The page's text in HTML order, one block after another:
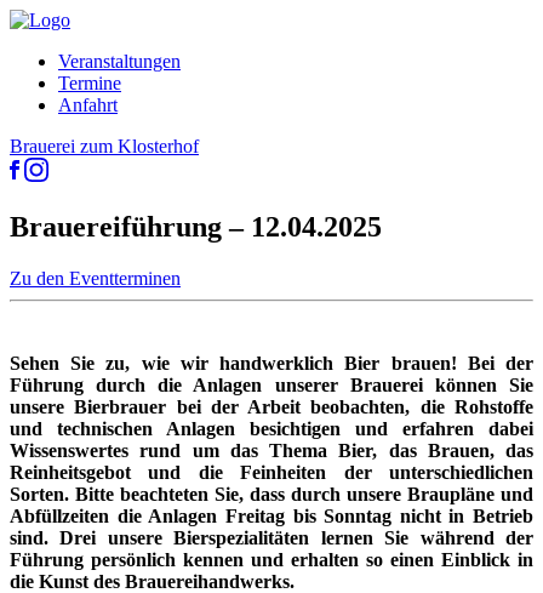
Veranstaltungen
Termine
Anfahrt
Brauerei zum Klosterhof
Brauereiführung – 12.04.2025
Zu den Eventterminen
Sehen Sie zu, wie wir handwerklich Bier brauen! Bei der
Führung durch die Anlagen unserer Brauerei können Sie
unsere Bierbrauer bei der Arbeit beobachten, die Rohstoffe
und technischen Anlagen besichtigen und erfahren dabei
Wissenswertes rund um das Thema Bier, das Brauen, das
Reinheitsgebot und die Feinheiten der unterschiedlichen
Sorten. Bitte beachteten Sie, dass durch unsere Braupläne und
Abfüllzeiten die Anlagen Freitag bis Sonntag nicht in Betrieb
sind. Drei unsere Bierspezialitäten lernen Sie während der
Führung persönlich kennen und erhalten so einen Einblick in
die Kunst des Brauereihandwerks.